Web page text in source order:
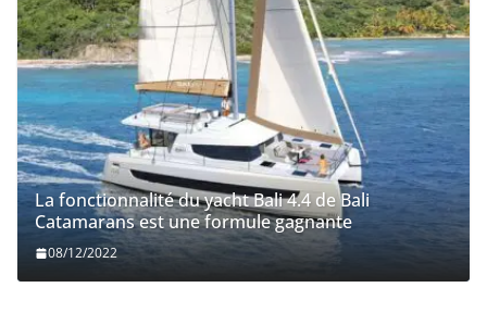
La fonctionnalité du yacht Bali 4.4 de Bali
Catamarans est une formule gagnante
08/12/2022